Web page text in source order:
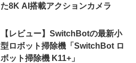
た8K AI搭載アクションカメラ
【レビュー】SwitchBotの最新小
型ロボット掃除機「SwitchBot ロ
ボット掃除機 K11+」